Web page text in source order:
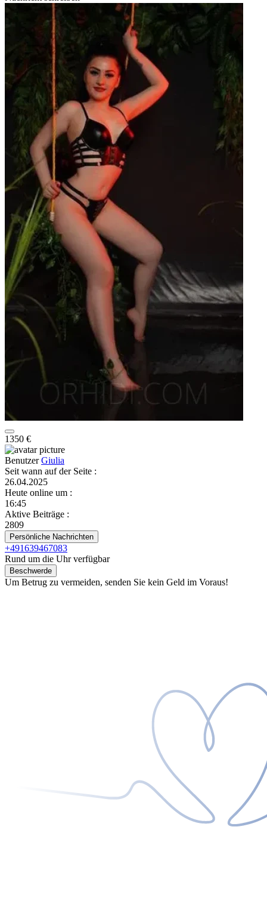
1350 €
BenutzerGiulia
Seit wann auf der Seite :
26.04.2025
Heute online um :
16:45
Aktive Beiträge :
2809
Persönliche Nachrichten
+491639467083
Rund um die Uhr verfügbar
Beschwerde
Um Betrug zu vermeiden, senden Sie kein Geld im Voraus!